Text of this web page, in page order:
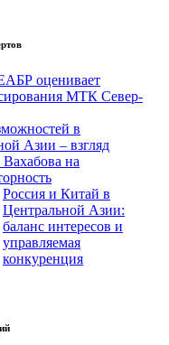
оценивает
МТК Север-
в
Азии – взгляд
на
Россия и Китай в
Центральной Азии:
баланс интересов и
управляемая
конкуренция